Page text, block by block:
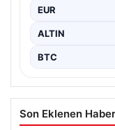
EUR
ALTIN
BTC
Son Eklenen